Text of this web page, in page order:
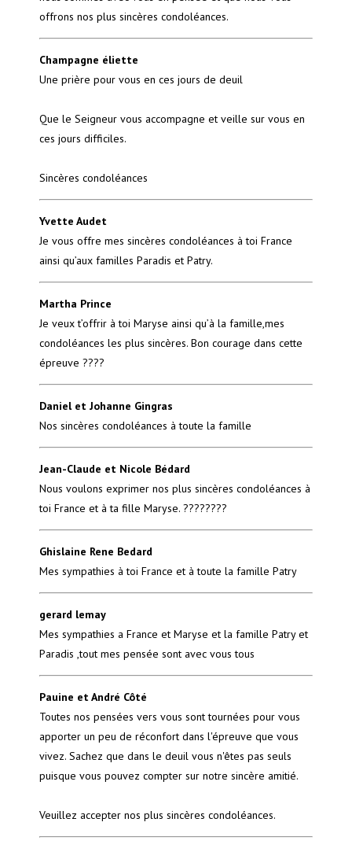
offrons nos plus sincères condoléances.
Champagne éliette
Une prière pour vous en ces jours de deuil
Que le Seigneur vous accompagne et veille sur vous en
ces jours difficiles.
Sincères condoléances
Yvette Audet
Je vous offre mes sincères condoléances à toi France
ainsi qu’aux familles Paradis et Patry.
Martha Prince
Je veux t’offrir à toi Maryse ainsi qu’à la famille,mes
condoléances les plus sincères. Bon courage dans cette
épreuve ????
Daniel et Johanne Gingras
Nos sincères condoléances à toute la famille
Jean-Claude et Nicole Bédard
Nous voulons exprimer nos plus sincères condoléances à
toi France et à ta fille Maryse. ????????
Ghislaine Rene Bedard
Mes sympathies à toi France et à toute la famille Patry
gerard lemay
Mes sympathies a France et Maryse et la famille Patry et
Paradis ,tout mes pensée sont avec vous tous
Pauine et André Côté
Toutes nos pensées vers vous sont tournées pour vous
apporter un peu de réconfort dans l'épreuve que vous
vivez. Sachez que dans le deuil vous n'êtes pas seuls
puisque vous pouvez compter sur notre sincère amitié.
Veuillez accepter nos plus sincères condoléances.